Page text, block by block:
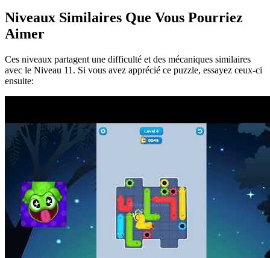
Niveaux Similaires Que Vous Pourriez
Aimer
Ces niveaux partagent une difficulté et des mécaniques similaires
avec le Niveau 11 . Si vous avez apprécié ce puzzle, essayez ceux-ci
ensuite: